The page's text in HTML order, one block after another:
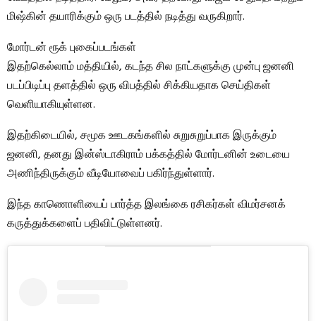
மிஷ்கின் தயாரிக்கும் ஒரு படத்தில் நடித்து வருகிறார்.
மோர்டன் ரூக் புகைப்படங்கள்
இதற்கெல்லாம் மத்தியில், கடந்த சில நாட்களுக்கு முன்பு ஜனனி
படப்பிடிப்பு தளத்தில் ஒரு விபத்தில் சிக்கியதாக செய்திகள்
வெளியாகியுள்ளன.
இதற்கிடையில், சமூக ஊடகங்களில் சுறுசுறுப்பாக இருக்கும்
ஜனனி, தனது இன்ஸ்டாகிராம் பக்கத்தில் மோர்டனின் உடையை
அணிந்திருக்கும் வீடியோவைப் பகிர்ந்துள்ளார்.
இந்த காணொளியைப் பார்த்த இலங்கை ரசிகர்கள் விமர்சனக்
கருத்துக்களைப் பதிவிட்டுள்ளனர்.